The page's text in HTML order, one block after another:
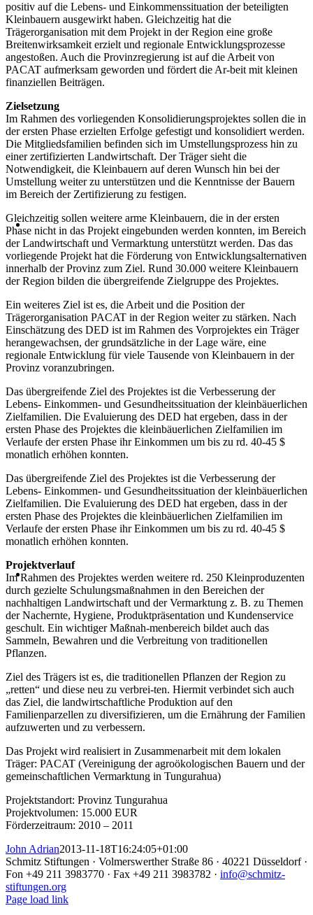
positiv auf die Lebens- und Einkommenssituation der beteiligten
Kleinbauern ausgewirkt haben. Gleichzeitig hat die
Trägerorganisation mit dem Projekt in der Region eine große
Breitenwirksamkeit erzielt und regionale Entwicklungsprozesse
angestoßen. Auch die Provinzregierung ist auf die Arbeit von
PACAT aufmerksam geworden und fördert die Ar-beit mit kleinen
finanziellen Beiträgen.
Zielsetzung
Im Rahmen des vorliegenden Konsolidierungsprojektes sollen die in
der ersten Phase erzielten Erfolge gefestigt und konsolidiert werden.
Die Mitgliedsfamilien befinden sich im Umstellungsprozess hin zu
einer zertifizierten Landwirtschaft. Der Träger sieht die
Notwendigkeit, die Kleinbauern auf deren Wunsch hin bei der
Umstellung weiter zu unterstützen und die Kenntnisse der Bauern
im Bereich der Zertifizierung zu festigen.
Gleichzeitig sollen weitere arme Kleinbauern, die in der ersten
Phase nicht in das Projekt eingebunden werden konnten, im Bereich
der Landwirtschaft und Vermarktung unterstützt werden. Das das
vorliegende Projekt hat die Förderung von Entwicklungsalternativen
innerhalb der Provinz zum Ziel. Rund 30.000 weitere Kleinbauern
der Region bilden die übergreifende Zielgruppe des Projektes.
Ein weiteres Ziel ist es, die Arbeit und die Position der
Trägerorganisation PACAT in der Region weiter zu stärken. Nach
Einschätzung des DED ist im Rahmen des Vorprojektes ein Träger
herangewachsen, der grundsätzliche in der Lage wäre, eine
regionale Entwicklung für viele Tausende von Kleinbauern in der
Provinz voranzubringen.
Das übergreifende Ziel des Projektes ist die Verbesserung der
Lebens- Einkommen- und Gesundheitssituation der kleinbäuerlichen
Zielfamilien. Die Evaluierung des DED hat ergeben, dass in der
ersten Phase des Projektes die kleinbäuerlichen Zielfamilien im
Verlaufe der ersten Phase ihr Einkommen um bis zu rd. 40-45 $
monatlich erhöhen konnten.
Das übergreifende Ziel des Projektes ist die Verbesserung der
Lebens- Einkommen- und Gesundheitssituation der kleinbäuerlichen
Zielfamilien. Die Evaluierung des DED hat ergeben, dass in der
ersten Phase des Projektes die kleinbäuerlichen Zielfamilien im
Verlaufe der ersten Phase ihr Einkommen um bis zu rd. 40-45 $
monatlich erhöhen konnten.
Projektverlauf
Im Rahmen des Projektes werden weitere rd. 250 Kleinproduzenten
durch gezielte Schulungsmaßnahmen in den Bereichen der
nachhaltigen Landwirtschaft und der Vermarktung z. B. zu Themen
der Nachernte, Hygiene, Produktpräsentation und Kundenservice
geschult. Ein wichtiger Maßnah-menbereich bildet auch das
Sammeln, Bewahren und die Verbreitung von traditionellen
Pflanzen.
Ziel des Trägers ist es, die traditionellen Pflanzen der Region zu
„retten“ und diese neu zu verbrei-ten. Hiermit verbindet sich auch
das Ziel, die landwirtschaftliche Produktion auf den
Familienparzellen zu diversifizieren, um die Ernährung der Familien
aufzuwerten und zu verbessern.
Das Projekt wird realisiert in Zusammenarbeit mit dem lokalen
Träger: PACAT (Vereinigung der agroökologischen Bauern und der
gemeinschaftlichen Vermarktung in Tungurahua)
Projektstandort: Provinz Tungurahua
Projektvolumen: 15.000 EUR
Förderzeitraum: 2010 – 2011
John Adrian2013-11-18T16:24:05+01:00
Schmitz Stiftungen · Volmerswerther Straße 86 · 40221 Düsseldorf ·
Fon +49 211 3983770 · Fax +49 211 3983782 · info@schmitz-
stiftungen.org
Page load link